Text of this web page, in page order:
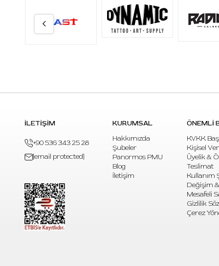
İLETİŞİM
+90 536 343 25 28
[email protected]
KURUMSAL
Hakkımızda
Şubeler
Panormos PMU
Blog
İletişim
ÖNEMLİ
KVKK
Kişisel
Üyelik &
Teslimat
Kullanım
Değişim
Mesafeli
Gizlilik
Çerez